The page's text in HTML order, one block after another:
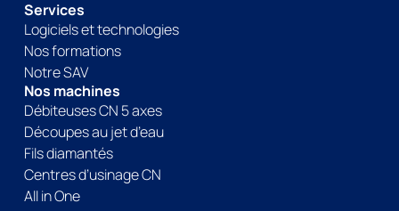
Services
Logiciels et technologies
Nos formations
Notre SAV
Nos machines
Débiteuses CN 5 axes
Découpes au jet d’eau
Fils diamantés
Centres d’usinage CN
All in One